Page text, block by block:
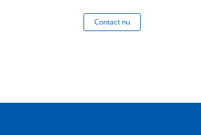
Contact nu